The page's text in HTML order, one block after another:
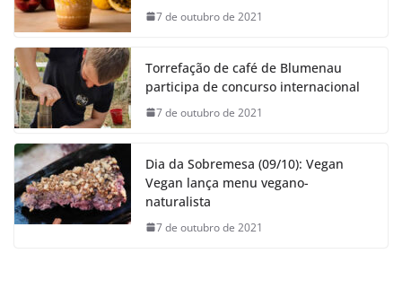
7 de outubro de 2021
Torrefação de café de Blumenau
participa de concurso internacional
7 de outubro de 2021
Dia da Sobremesa (09/10): Vegan
Vegan lança menu vegano-
naturalista
7 de outubro de 2021